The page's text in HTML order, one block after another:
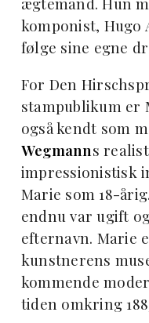
komponist, Hugo
følge sine egne
For Den
stampublikum er
også kendt som
Wegmanns
impressionistisk
Marie som 18-
endnu var ugift
efternavn. Marie
kunstnerens
kommende
tiden omkring